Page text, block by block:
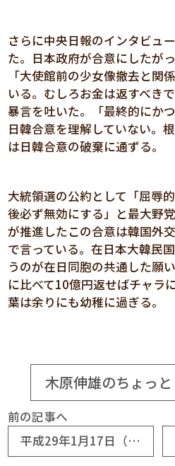
さらに中央日報のインタビュ
た。日本政府が合意にしたが
「大使館前の少女像撤去と関
いる。むしろお金は返すべき
暴言を吐いた。「最終的にか
日韓合意を理解していない。
は日韓合意の破棄に通ずる。
大統領選の公約として「屈辱
後必ず無効にする」と最大野
が推進したこの合意は韓国外
で言っている。在日本大韓民
うのが在日同胞の共通した願
に比べて10億円返せばチャラ
葉は余りにも幼稚に過ぎる。
木原伸雄のちょっ
前の記事へ
平成29年1月17日（№7216） 大雪が降る